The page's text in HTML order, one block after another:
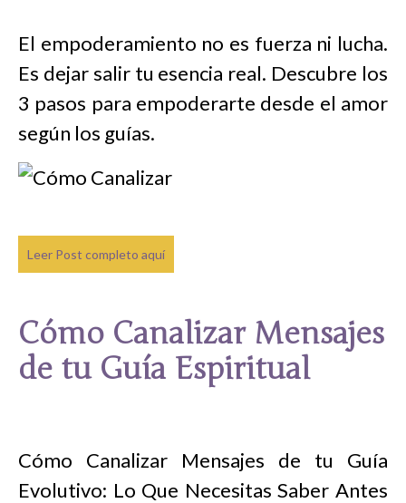
El empoderamiento no es fuerza ni lucha.
Es dejar salir tu esencia real. Descubre los
3 pasos para empoderarte desde el amor
según los guías.
Leer Post completo aquí
Cómo Canalizar Mensajes
de tu Guía Espiritual
Cómo Canalizar Mensajes de tu Guía
Evolutivo: Lo Que Necesitas Saber Antes